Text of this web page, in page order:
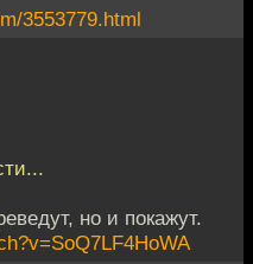
3553779.html
но и покажут.